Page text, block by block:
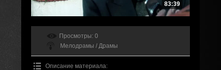
83:39
Просмотры: 0
Мелодрамы / Драмы
Описание материала: